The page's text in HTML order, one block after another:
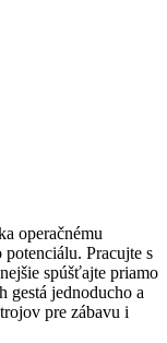
operačnému
Pracujte s
spúšťajte priamo
jednoducho a
pre zábavu i